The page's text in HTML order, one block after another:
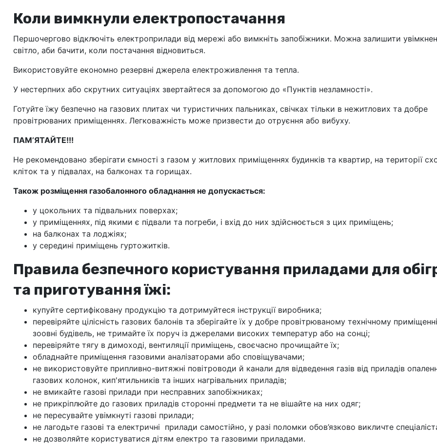
Коли вимкнули електропостачання
Першочергово відключіть електроприлади від мережі або вимкніть запобіжники. Можна залишити
світло, аби бачити, коли постачання відновиться.
Використовуйте економно резервні джерела електроживлення та тепла.
У нестерпних або скрутних ситуаціях звертайтеся за допомогою до «Пунктів незламності».
Готуйте їжу безпечно на газових плитах чи туристичних пальниках, свічках тільки в нежитлових та добре
провітрюваних приміщеннях. Легковажність може призвести до отруєння або вибуху.
ПАМ’ЯТАЙТЕ!!!
Не рекомендовано зберігати ємності з газом у житлових приміщеннях будинків та квартир, на території
кліток та у підвалах, на балконах та горищах.
Також розміщення газобалонного обладнання не допускається:
у цокольних та підвальних поверхах;
у приміщеннях, під якими є підвали та погреби, і вхід до них здійснюється з цих приміщень;
на балконах та лоджіях;
у середині приміщень гуртожитків.
Правила безпечного користування приладами для
та приготування їжі:
купуйте сертифіковану продукцію та дотримуйтеся інструкції виробника;
перевіряйте цілісність газових балонів та зберігайте їх у добре провітрюваному технічному
зоовні будівель, не тримайте їх поруч із джерелами високих температур або на сонці;
перевіряйте тягу в димоході, вентиляції приміщень, своєчасно прочищайте їх;
обладнайте приміщення газовими аналізаторами або сповіщувачами;
не використовуйте припливно-витяжні повітроводи й канали для відведення газів від приладів
газових колонок, кип'ятильників та інших нагрівальних приладів;
не вмикайте газові прилади при несправних запобіжниках;
не прикріплюйте до газових приладів сторонні предмети та не вішайте на них одяг;
не пересувайте увімкнуті газові прилади;
не лагодьте газові та електричні прилади самостійно, у разі поломки обов’язково викличте
не дозволяйте користуватися дітям електро та газовими приладами.